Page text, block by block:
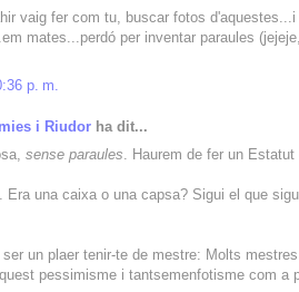
vaig fer com tu, buscar fotos
mates...perdó per inventar paraules
p. m.
i Riudor ha dit...
sense paraules . Haurem de fer un
Era una caixa o una capsa? Sigui el que
un plaer tenir-te de mestre: Molts
pessimisme i tantsemenfotisme com a